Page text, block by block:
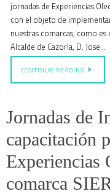
jornadas de Experiencias
con el objeto de
nuestras comarcas, como
Alcalde de Cazorla, D. Jose…
CONTINUE READING
Jornadas de
capacitación
Experiencias
comarca